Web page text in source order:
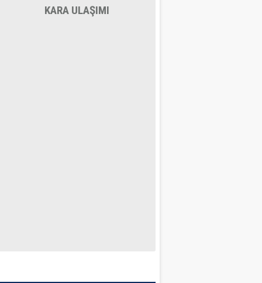
KARA ULAŞIMI